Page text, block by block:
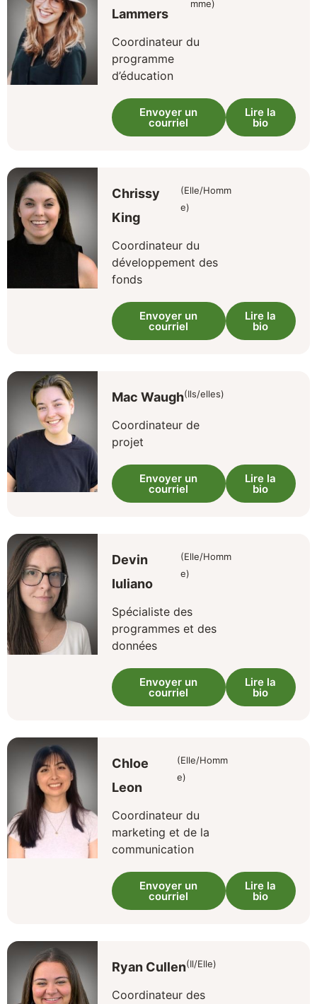
Lammers
mme)
Coordinateur du
programme
d’éducation
Envoyer un
courriel
Lire la
bio
Chrissy
King
(Elle/Homm
e)
Coordinateur du
développement des
fonds
Envoyer un
courriel
Lire la
bio
Mac Waugh(Ils/elles)
Coordinateur de
projet
Envoyer un
courriel
Lire la
bio
Devin
Iuliano
(Elle/Homm
e)
Spécialiste des
programmes et des
données
Envoyer un
courriel
Lire la
bio
Chloe
Leon
(Elle/Homm
e)
Coordinateur du
marketing et de la
communication
Envoyer un
courriel
Lire la
bio
Ryan Cullen(Il/Elle)
Coordinateur des